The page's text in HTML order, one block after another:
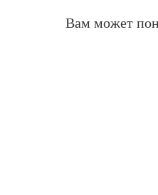
Вам может